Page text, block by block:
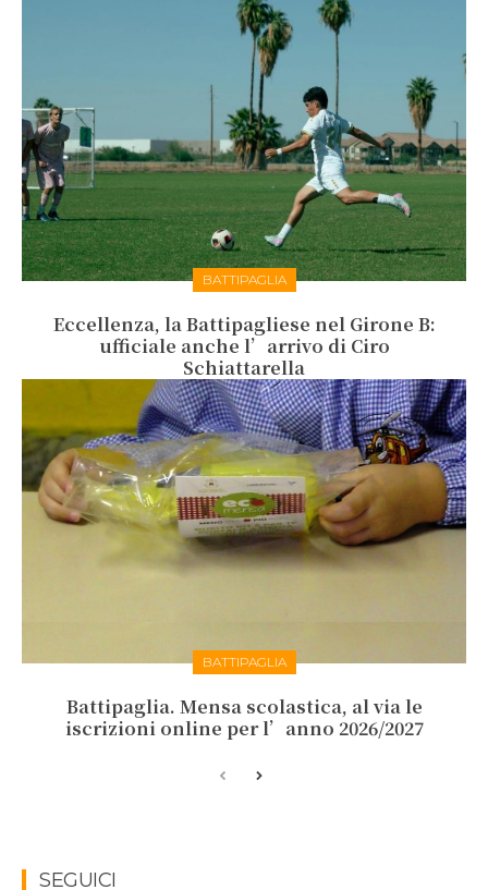
BATTIPAGLIA
Eccellenza, la Battipagliese nel Girone B:
ufficiale anche l’arrivo di Ciro
Schiattarella
BATTIPAGLIA
Battipaglia. Mensa scolastica, al via le
iscrizioni online per l’anno 2026/2027
SEGUICI